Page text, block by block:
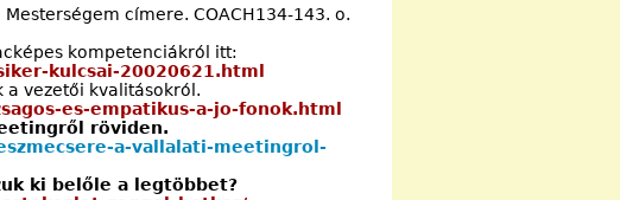
címere. COACH134-143. o.
kompetenciákról itt:
kulcsai-20020621.html
a vezetői kvalitásokról.
es-empatikus-a-jo-fonok.html
röviden.
a-vallalati-meetingrol-
ki belőle a legtöbbet?